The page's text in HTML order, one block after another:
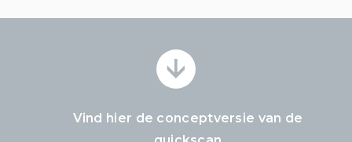
Vind hier de conceptversie van de